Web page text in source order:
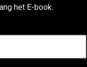
het E-book.